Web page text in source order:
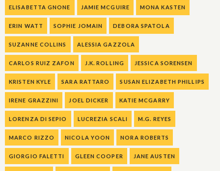
ELISABETTA GNONE JAMIE MCGUIRE MONA KASTEN
ERIN WATT SOPHIE JOMAIN DEBORA SPATOLA
SUZANNE COLLINS ALESSIA GAZZOLA
CARLOS RUIZ ZAFON J.K. ROLLING JESSICA SORENSEN
KRISTEN KYLE SARA RATTARO SUSAN ELIZABETH PHILLIPS
IRENE GRAZZINI JOEL DICKER KATIE MCGARRY
LORENZA DI SEPIO LUCREZIA SCALI M.G. REYES
MARCO RIZZO NICOLA YOON NORA ROBERTS
GIORGIO FALETTI GLEEN COOPER JANE AUSTEN